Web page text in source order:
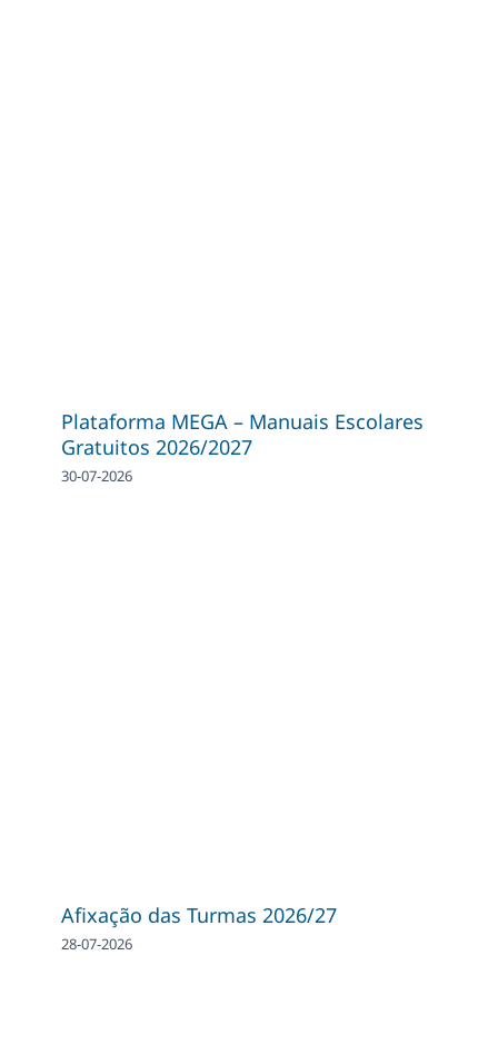
Plataforma MEGA – Manuais Escolares
Gratuitos 2026/2027
30-07-2026
Afixação das Turmas 2026/27
28-07-2026